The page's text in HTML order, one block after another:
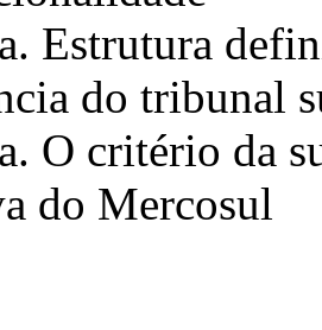
Estrutura
do tribunal
O critério da
do Mercosul